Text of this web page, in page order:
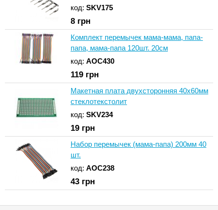
код: SKV175
8 грн
Комплект перемычек мама-мама, папа-
папа, мама-папа 120шт. 20см
код: AOC430
119 грн
Макетная плата двухсторонняя 40х60мм
стеклотекстолит
код: SKV234
19 грн
Набор перемычек (мама-папа) 200мм 40
шт.
код: AOC238
43 грн